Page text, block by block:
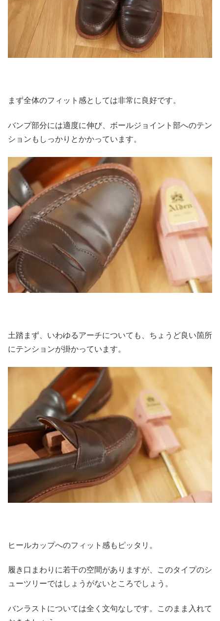
まず全体のフィット感としては非常に良好です。
バンプ部分には適度に伸び、ボールジョイント部へのテン
ションもしっかりとかかっています。
土踏まず、いわゆるアーチについても、ちょうど良い箇所
にテンションが掛かっています。
ヒールカップへのフィット感もピッタリ。
履き口まわりに若干の空間がありますが、このタイプのシ
ューツリーではしょうがないところでしょう。
バンラストについては全く文句なしです。このまま入れて